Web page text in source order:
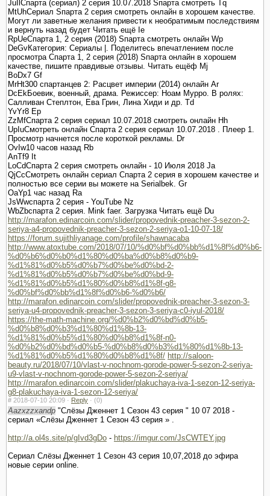
JuIlСпарта (сериал) 2 серия 10.07.2018 Sпарта смотреть Tq
MtUhСериал Sпарта 2 серия смотреть онлайн в хорошем качестве.
Могут ли заветные желания привести к необратимым последствиям
и вернуть назад будет Читать ещё Ie
RpUeСпарта 1, 2 серия (2018) Sпарта смотреть онлайн Wp
DeGvКатегория: Сериалы |. Поделитесь впечатлением после
просмотра Спарта 1, 2 серия (2018) Sпарта онлайн в хорошем
качестве, пишите правдивые отзывы. Читать ещёф Mj
BoDx7 Gf
MrHt300 спартанцев 2: Расцвет империи (2014) онлайн Ar
DcEkБоевик, военный, драма. Режиссер: Ноам Мурро. В ролях:
Салливан Степлтон, Ева Грин, Лина Хиди и др. Td
YvYr8 Ep
ZzMfСпарта 2 серия сериал 10.07.2018 смотреть онлайн Hh
UpIuСмотреть онлайн Спарта 2 серия сериал 10.07.2018 . Плеер 1.
Просмотр начнется после короткой рекламы. Dr
OvIw10 часов назад Rb
AnTf9 It
LoCdСпарта 2 серия смотреть онлайн - 10 Июля 2018 Ja
QjCcСмотреть онлайн сериал Спарта 2 серия в хорошем качестве и
полностью все серии вы можете на Serialbek. Gr
OaYp1 час назад Ra
JsWwспарта 2 серия - YouTube Nz
WbZbспарта 2 серия. Mink faer. Загрузка Читать ещё Du
http://marafon.edinarcoin.com/slider/propovednik-preacher-3-sezon-2-
seriya-a4-propovednik-preacher-3-sezon-2-seriya-o1-10-07-18/
https://forum.sujithliyanage.com/profile/shawnacaba
http://www.atoxtube.com/2018/07/10/%d0%bf%d0%bb%d1%8f%d0%b6-
%d0%b6%d0%b0%d1%80%d0%ba%d0%b8%d0%b9-
%d1%81%d0%b5%d0%b7%d0%be%d0%bd-2-
%d1%81%d0%b5%d0%b7%d0%be%d0%bd-9-
%d1%81%d0%b5%d1%80%d0%b8%d1%8f-g8-
%d0%bf%d0%bb%d1%8f%d0%b6-%d0%b6/
http://marafon.edinarcoin.com/slider/propovednik-preacher-3-sezon-3-
seriya-u4-propovednik-preacher-3-sezon-3-seriya-c0-iyul-2018/
https://the-math-machine.org/%d0%b2%d0%bd%d0%b5-
%d0%b8%d0%b3%d1%80%d1%8b-13-
%d1%81%d0%b5%d1%80%d0%b8%d1%8f-n0-
%d0%b2%d0%bd%d0%b5-%d0%b8%d0%b3%d1%80%d1%8b-13-
%d1%81%d0%b5%d1%80%d0%b8%d1%8f/ http://saloon-
beauty.ru/2018/07/10/vlast-v-nochnom-gorode-power-5-sezon-2-seriya-
u9-vlast-v-nochnom-gorode-power-5-sezon-2-seriya/
http://marafon.edinarcoin.com/slider/plakuchaya-iva-1-sezon-12-seriya-
g8-plakuchaya-iva-1-sezon-12-seriya/
# 2018-07-10 20:09 · Reply · (0)
Aazxzzxandp "Слёзы Дженнет 1 Сезон 43 серия " 10 07 2018 -
сериал «Слёзы Дженнет 1 Сезон 43 серия » .
http://a.ol4s.site/p/gIvd3gDo - https://imgur.com/JsCWTEY.jpg
Сериал Слёзы Дженнет 1 Сезон 43 серия 10,07,2018 до эфира
новые серии online.